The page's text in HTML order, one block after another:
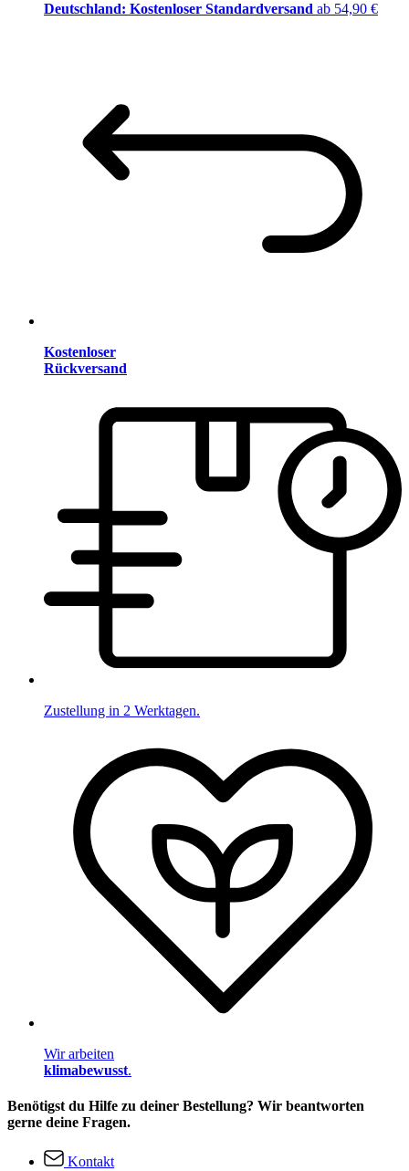
Deutschland: Kostenloser Standardversand ab 54,90 €
Kostenloser
Rückversand
Zustellung in 2 Werktagen.
Wir arbeiten
klimabewusst.
Benötigst du Hilfe zu deiner Bestellung? Wir beantworten
gerne deine Fragen.
Kontakt